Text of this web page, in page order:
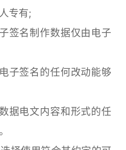
专有;
名制作数据仅由电子
签名的任何改动能够
电文内容和形式的任